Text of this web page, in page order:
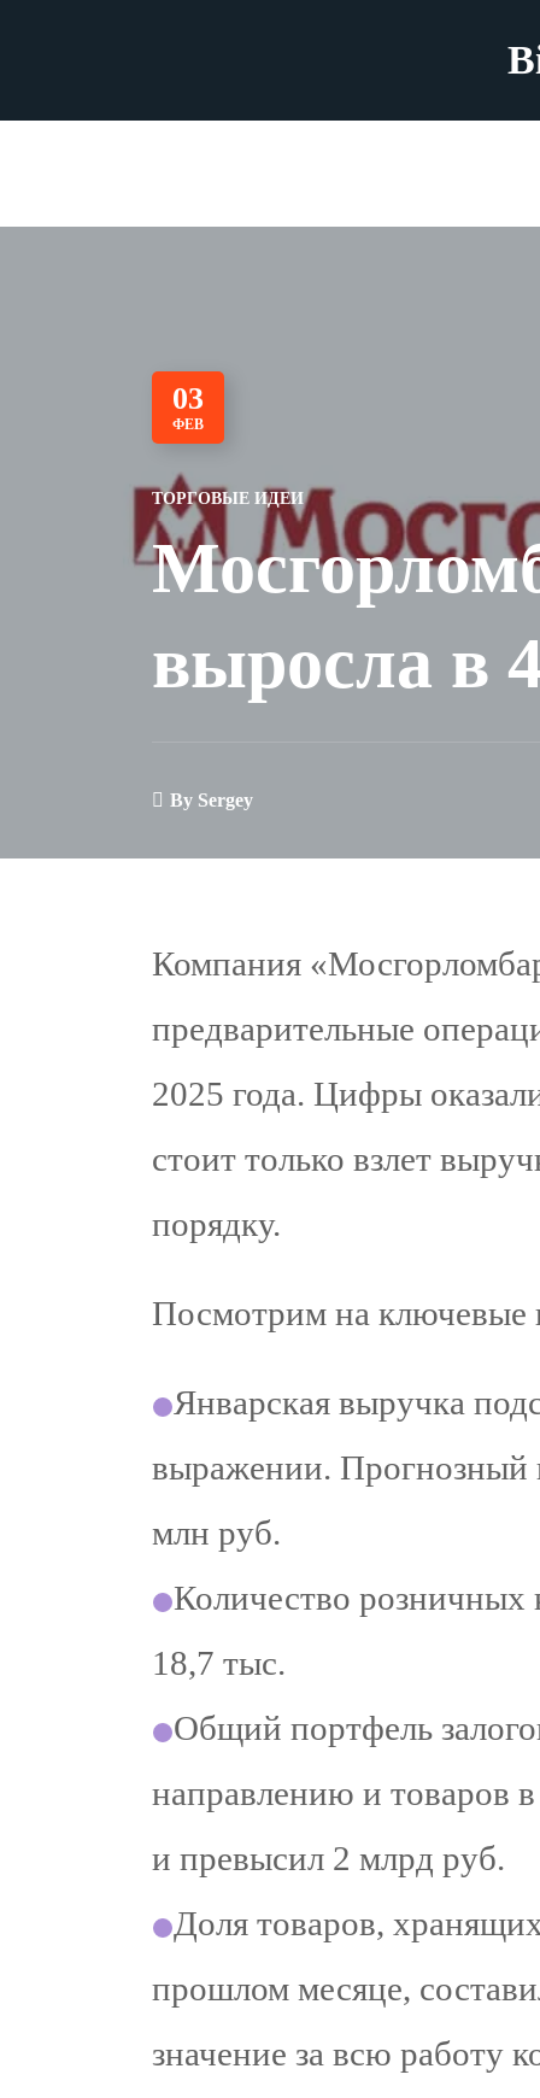
03
ФЕВ
ТОРГОВЫЕ ИДЕИ
выросла в
By Sergey
Компания
предварительные
2025 года. Цифры
стоит только взлет
порядку.
Посмотрим на
Январская выручка
выражении. Прогнозный
млн руб.
Количество розничных
18,7 тыс.
Общий портфель
направлению и товаров
и превысил 2 млрд руб.
Доля товаров,
прошлом месяце,
значение за всю работу